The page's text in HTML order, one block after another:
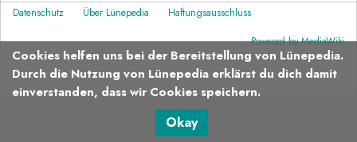
Cookies helfen uns bei der Bereitstellung von Lünepedia.
Durch die Nutzung von Lünepedia erklärst du dich damit
einverstanden, dass wir Cookies speichern.
Okay
Datenschutz Über Lünepedia
Haftungsausschluss
Powered by MediaWiki